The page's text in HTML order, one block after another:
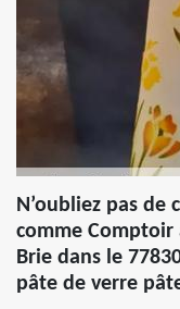
N’oubliez pas
comme Comptoir
Brie dans le
pâte de verre